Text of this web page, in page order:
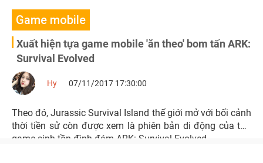
Game mobile
Xuất hiện tựa game mobile 'ăn theo' bom tấn ARK:
Survival Evolved
Hy 07/11/2017 17:30:00
Theo đó, Jurassic Survival Island thế giới mở với bối cảnh
thời tiền sử còn được xem là phiên bản di động của tựa
game sinh tồn đình đám ARK: Survival Evolved.